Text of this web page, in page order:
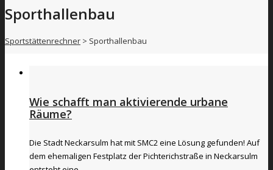
Sporthallenbau
Sportstättenrechner > Sporthallenbau
Wie schafft man aktivierende urbane
Räume?
Die Stadt Neckarsulm hat mit SMC2 eine Lösung gefunden! Auf
dem ehemaligen Festplatz der Pichterichstraße in Neckarsulm